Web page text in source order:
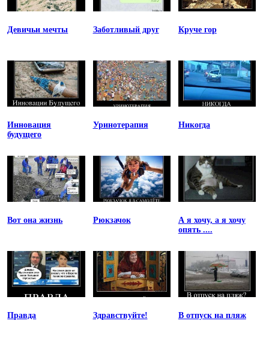
Девичьи мечты Заботливый друг Круче гор
Инновация
будущего
Уринотерапия Никогда
Вот она жизнь Рюкзачок
А я хочу, а я хочу
опять ....
Правда Здравствуйте! В отпуск на пляж